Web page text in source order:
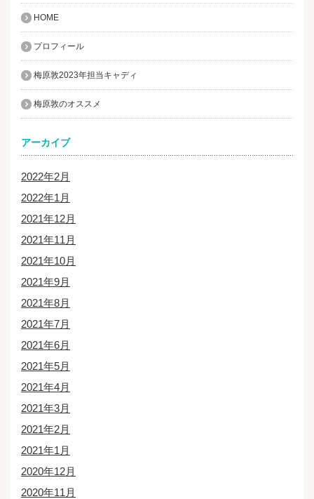
HOME
プロフィール
梅原敦2023年担当キャディ
梅原敦のオススメ
アーカイブ
2022年2月
2022年1月
2021年12月
2021年11月
2021年10月
2021年9月
2021年8月
2021年7月
2021年6月
2021年5月
2021年4月
2021年3月
2021年2月
2021年1月
2020年12月
2020年11月